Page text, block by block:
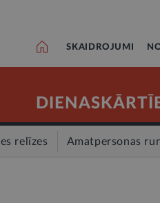
SKAIDROJUMI
relīzes Amatpersonas